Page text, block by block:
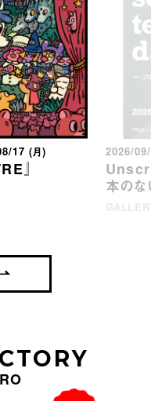
17 (月)
』
2026/
本の